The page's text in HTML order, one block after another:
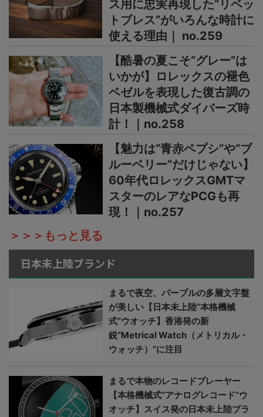
ス用に忠実再現した“リベッ
トブレス”がいろんな時計に
使える理由｜ no.259
【酷暑の夏こそ“グレー”は
いかが】ロレックスの褪色
ベゼルを表現した復古調の
日本製機械式ダイバーズ時
計！｜no.258
【魅力は“青赤ペプシ”や“ブ
ルーベリー”だけじゃない】
60年代ロレックスGMTマ
スターのレアなPCGも再
現！｜no.257
＞＞＞もっと見る
日本未上陸ブランド
まるで夜空、パープルの多層文字盤
が美しい【日本未上陸“本格機械
式”ウオッチ】香港発の新
鋭“Metrical Watch（メトリカル・
ウォッチ）”に注目
まるで本物のレコードプレーヤー
【本格機械式“アナログレコード”ウ
オッチ】スイス発の日本未上陸ブラ